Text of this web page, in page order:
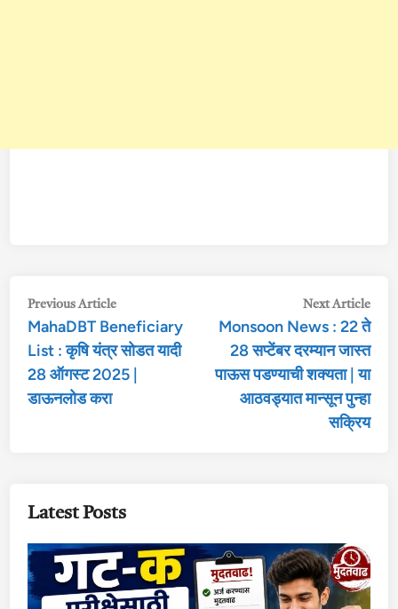
Post
navigation
Previous ArticlePrevious
article:
MahaDBT Beneficiary
List : कृषि यंत्र सोडत यादी
28 ऑगस्ट 2025 |
डाऊनलोड करा
Next Article
Monsoon News : 22 ते
28 सप्टेंबर दरम्यान जास्त
पाऊस पडण्याची शक्यता | या
आठवड्यात मान्सून पुन्हा
सक्रिय
Latest Posts